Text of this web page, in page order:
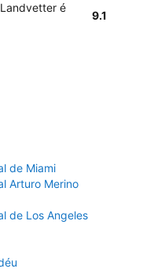
é
9.1
de Miami
Arturo Merino
de Los Angeles